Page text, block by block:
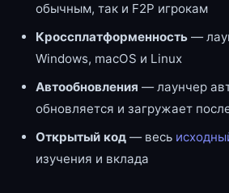
обычным, так и F2P игрокам
Кроссплатформенность —
Windows, macOS и Linux
Автообновления — лаунчер
обновляется и загружает
Открытый код — весь
изучения и вклада